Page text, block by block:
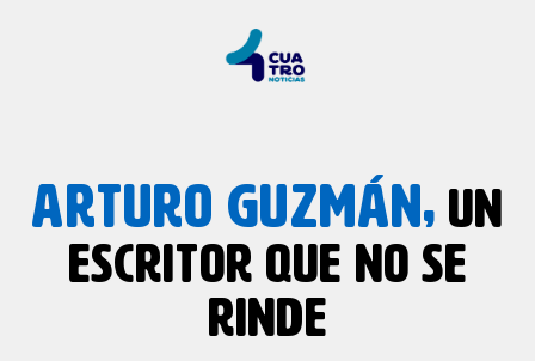
ARTURO GUZMÁN, UN
ESCRITOR QUE NO SE
RINDE